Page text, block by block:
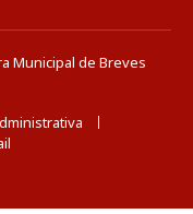
Municipal de Breves